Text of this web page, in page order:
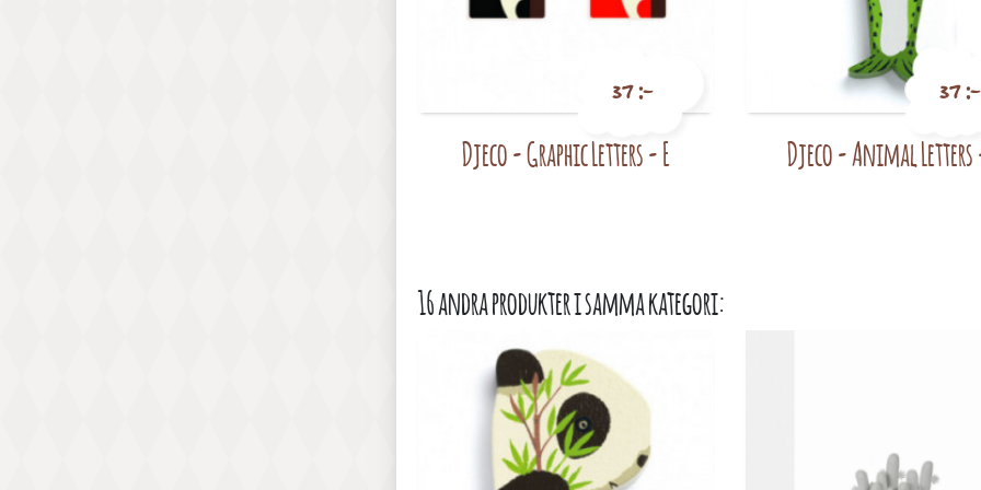
Pris
37 :-
Djeco - Graphic Letters - E Pris
37 :-
Djeco - Animal
16 andra produkter i samma kategori: